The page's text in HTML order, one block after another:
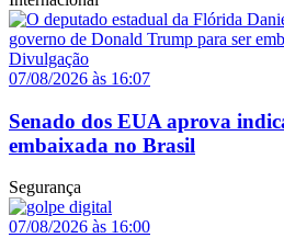
07/08/2026 às 16:07
Senado dos EUA aprova
embaixada no Brasil
Segurança
07/08/2026 às 16:00